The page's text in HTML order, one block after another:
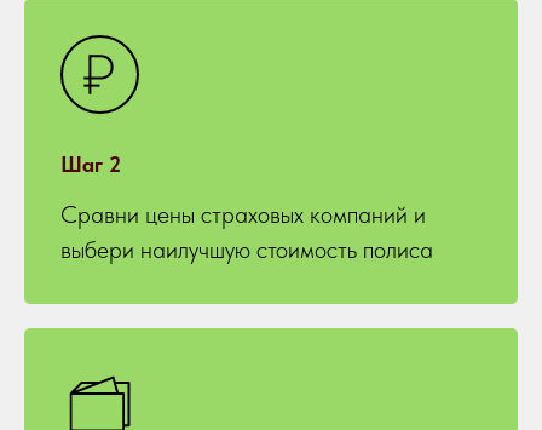
Шаг 2
Сравни цены страховых компаний и
выбери наилучшую стоимость полиса